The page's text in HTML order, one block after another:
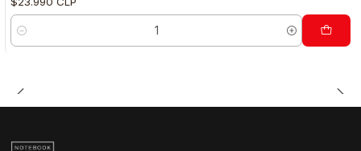
Cantidad